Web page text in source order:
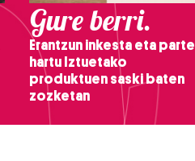
Gure berri.
Erantzun inkesta eta parte
hartu Iztuetako
produktuen saski baten
zozketan